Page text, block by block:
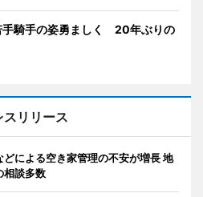
手騎手の姿勇ましく 20年ぶりの
スリリース
による空き家管理の不安が増長 地
相談多数